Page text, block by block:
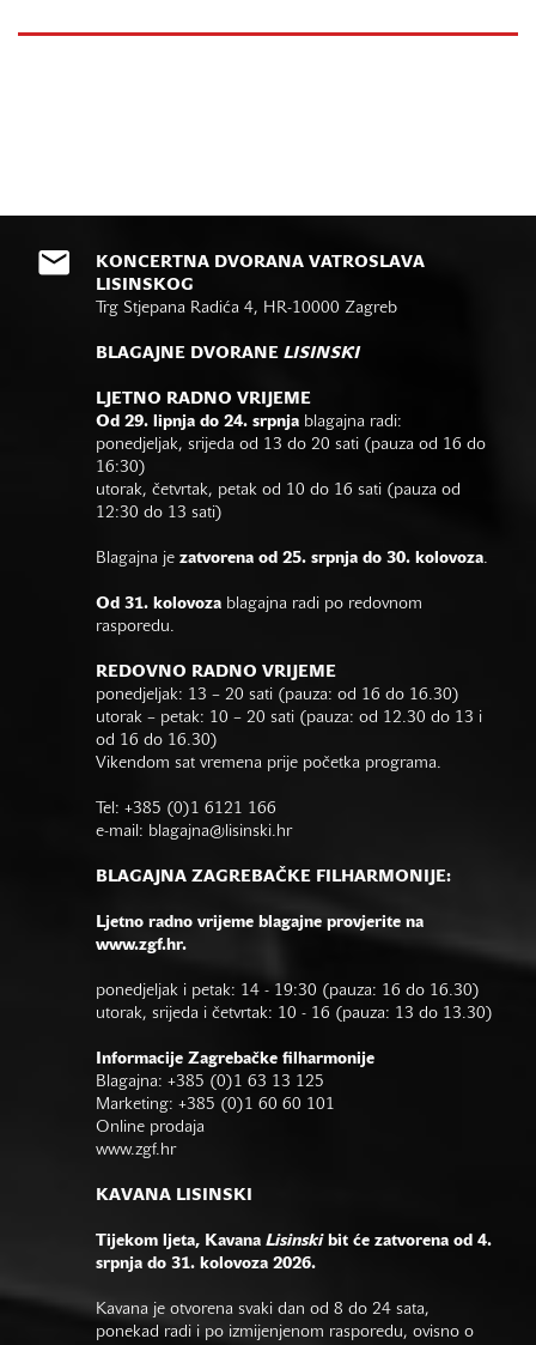
KONCERTNA DVORANA VATROSLAVA
LISINSKOG
Trg Stjepana Radića 4, HR-10000 Zagreb
BLAGAJNE DVORANE LISINSKI
LJETNO RADNO VRIJEME
Od 29. lipnja do 24. srpnja blagajna radi:
ponedjeljak, srijeda od 13 do 20 sati (pauza od 16 do
16:30)
utorak, četvrtak, petak od 10 do 16 sati (pauza od
12:30 do 13 sati)
Blagajna je zatvorena od 25. srpnja do 30. kolovoza.
Od 31. kolovoza blagajna radi po redovnom
rasporedu.
REDOVNO RADNO VRIJEME
ponedjeljak: 13 – 20 sati (pauza: od 16 do 16.30)
utorak – petak: 10 – 20 sati (pauza: od 12.30 do 13 i
od 16 do 16.30)
Vikendom sat vremena prije početka programa.
Tel: +385 (0)1 6121 166
e-mail: blagajna@lisinski.hr
BLAGAJNA ZAGREBAČKE FILHARMONIJE:
Ljetno radno vrijeme blagajne provjerite na
www.zgf.hr.
ponedjeljak i petak: 14 - 19:30 (pauza: 16 do 16.30)
utorak, srijeda i četvrtak: 10 - 16 (pauza: 13 do 13.30)
Informacije Zagrebačke filharmonije
Blagajna: +385 (0)1 63 13 125
Marketing: +385 (0)1 60 60 101
Online prodaja
www.zgf.hr
KAVANA LISINSKI
Tijekom ljeta, Kavana Lisinskibit će zatvorena od 4.
srpnja do 31. kolovoza 2026.
Kavana je otvorena svaki dan od 8 do 24 sata,
ponekad radi i po izmijenjenom rasporedu, ovisno o